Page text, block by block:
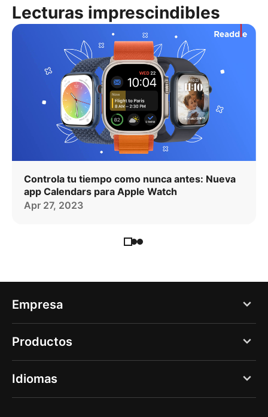
Lecturas imprescindibles
Controla tu tiempo como nunca antes: Nueva
app Calendars para Apple Watch
Apr 27, 2023
Empresa
Blog
Acerca de nosotros
Empleos
Productos
PDF Expert
Documents
Idiomas